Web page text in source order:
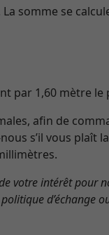
somme se
par 1,60 mètre
afin de
s’il vous plaît
votre intérêt pour
d’échange